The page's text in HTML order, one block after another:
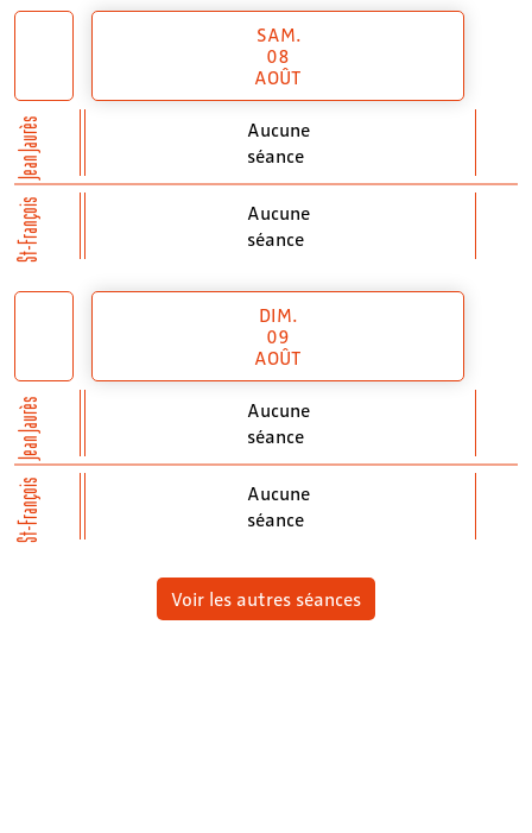
Jean Jaurès
St-François
SAM.
08
AOÛT
Aucune
séance
Aucune
séance
Jean Jaurès
St-François
DIM.
09
AOÛT
Aucune
séance
Aucune
séance
Voir les autres séances